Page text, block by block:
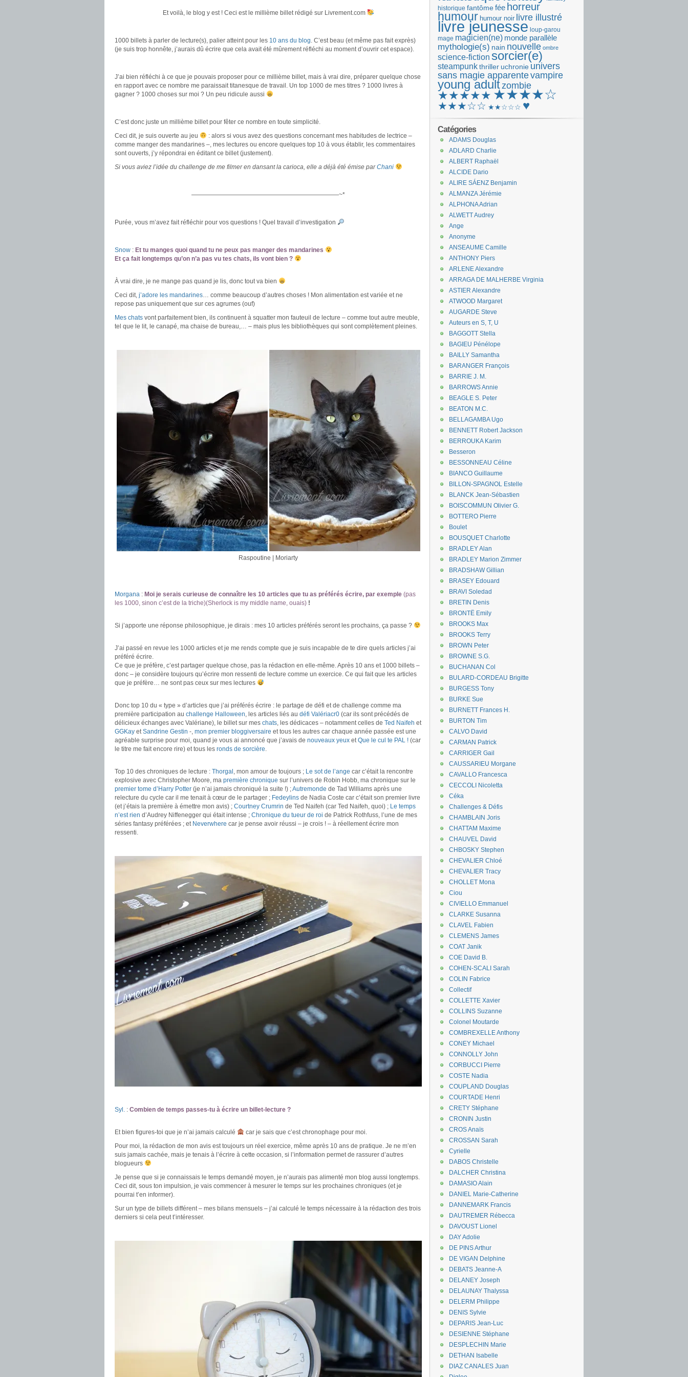
Et voilà, le blog y est ! Ceci est le millième billet rédigé sur Livrement.com
1000 billets à parler de lecture(s), palier atteint pour les 10 ans du blog. C’est beau (et même pas fait exprès)
(je suis trop honnête, j’aurais dû écrire que cela avait été mûrement réfléchi au moment d’ouvrir cet espace).
J’ai bien réfléchi à ce que je pouvais proposer pour ce millième billet, mais à vrai dire, préparer quelque chose
en rapport avec ce nombre me paraissait titanesque de travail. Un top 1000 de mes titres ? 1000 livres à
gagner ? 1000 choses sur moi ? Un peu ridicule aussi
C’est donc juste un millième billet pour fêter ce nombre en toute simplicité.
Ceci dit, je suis ouverte au jeu
: alors si vous avez des questions concernant mes habitudes de lectrice –
comme manger des mandarines –, mes lectures ou encore quelques top 10 à vous établir, les commentaires
sont ouverts, j’y répondrai en éditant ce billet (justement).
Si vous aviez l’idée du challenge de me filmer en dansant la carioca, elle a déjà été émise parChani
————————————————————————~*
Purée, vous m’avez fait réfléchir pour vos questions ! Quel travail d’investigation
Snow : Et tu manges quoi quand tu ne peux pas manger des mandarines
Et ça fait longtemps qu’on n’a pas vu tes chats, ils vont bien ?
À vrai dire, je ne mange pas quand je lis, donc tout va bien
Ceci dit, j’adore les mandarines… comme beaucoup d’autres choses ! Mon alimentation est variée et ne
repose pas uniquement que sur ces agrumes (ouf)
Mes chats vont parfaitement bien, ils continuent à squatter mon fauteuil de lecture – comme tout autre meuble,
tel que le lit, le canapé, ma chaise de bureau,… – mais plus les bibliothèques qui sont complètement pleines.
Raspoutine | Moriarty
Morgana : Moi je serais curieuse de connaître les 10 articles que tu as préférés écrire, par exemple (pas
les 1000, sinon c’est de la triche)(Sherlock is my middle name, ouais) !
Si j’apporte une réponse philosophique, je dirais : mes 10 articles préférés seront les prochains, ça passe ?
J’ai passé en revue les 1000 articles et je me rends compte que je suis incapable de te dire quels articles j’ai
préféré écrire.
Ce que je préfère, c’est partager quelque chose, pas la rédaction en elle-même. Après 10 ans et 1000 billets –
donc – je considère toujours qu’écrire mon ressenti de lecture comme un exercice. Ce qui fait que les articles
que je préfère… ne sont pas ceux sur mes lectures
Donc top 10 du « type » d’articles que j’ai préférés écrire : le partage de défi et de challenge comme ma
première participation au challenge Halloween, les articles liés au défi Valériacr0 (car ils sont précédés de
délicieux échanges avec Valériane), le billet sur mes chats, les dédicaces – notamment celles de Ted Naifeh et
GGKay etSandrine Gestin -, mon premier bloggiversaire et tous les autres car chaque année passée est une
agréable surprise pour moi, quand je vous ai annoncé que j’avais de nouveaux yeux etQue le cul te PAL ! (car
le titre me fait encore rire) et tous les ronds de sorcière.
Top 10 des chroniques de lecture : Thorgal , mon amour de toujours ; Le sot de l’ange car c’était la rencontre
explosive avec Christopher Moore, ma première chronique sur l’univers de Robin Hobb, ma chronique sur le
premier tome d’Harry Potter (je n’ai jamais chroniqué la suite !) ;Autremonde de Tad Williams après une
relecture du cycle car il me tenait à cœur de le partager ; Fedeylins de Nadia Coste car c’était son premier livre
(et j’étais la première à émettre mon avis) ; Courtney Crumrin de Ted Naifeh (car Ted Naifeh, quoi) ; Le temps
n’est rien d’Audrey Niffenegger qui était intense ; Chronique du tueur de roi de Patrick Rothfuss, l’une de mes
séries fantasy préférées ; et Neverwhere car je pense avoir réussi – je crois ! – à réellement écrire mon
ressenti.
Syl. : Combien de temps passes-tu à écrire un billet-lecture ?
Et bien figures-toi que je n’ai jamais calculé
car je sais que c’est chronophage pour moi.
Pour moi, la rédaction de mon avis est toujours un réel exercice, même après 10 ans de pratique. Je ne m’en
suis jamais cachée, mais je tenais à l’écrire à cette occasion, si l’information permet de rassurer d’autres
blogueurs
Je pense que si je connaissais le temps demandé moyen, je n’aurais pas alimenté mon blog aussi longtemps.
Ceci dit, sous ton impulsion, je vais commencer à mesurer le temps sur les prochaines chroniques (et je
pourrai t’en informer).
Sur un type de billets différent – mes bilans mensuels – j’ai calculé le temps nécessaire à la rédaction des trois
derniers si cela peut t’intéresser.
historique fantômefée horreur
humour humour noir livre illustré
livre jeunesse loup-garou
mage magicien(ne) monde parallèle
mythologie(s) nain nouvelle ombre
science-fiction sorcier(e)
steampunkthriller uchronie univers
sans magie apparentevampire
young adultzombie
★★★★★ ★★★★☆
★★★☆☆ ★★☆☆☆ ♥
Catégories
ADAMS Douglas
ADLARD Charlie
ALBERT Raphaël
ALCIDE Dario
ALIRE SÁENZ Benjamin
ALMANZA Jérémie
ALPHONA Adrian
ALWETT Audrey
Ange
Anonyme
ANSEAUME Camille
ANTHONY Piers
ARLENE Alexandre
ARRAGA DE MALHERBE Virginia
ASTIER Alexandre
ATWOOD Margaret
AUGARDE Steve
Auteurs en S, T, U
BAGGOTT Stella
BAGIEU Pénélope
BAILLY Samantha
BARANGER François
BARRIE J. M.
BARROWS Annie
BEAGLE S. Peter
BEATON M.C.
BELLAGAMBA Ugo
BENNETT Robert Jackson
BERROUKA Karim
Besseron
BESSONNEAU Céline
BIANCO Guillaume
BILLON-SPAGNOL Estelle
BLANCK Jean-Sébastien
BOISCOMMUN Olivier G.
BOTTERO Pierre
Boulet
BOUSQUET Charlotte
BRADLEY Alan
BRADLEY Marion Zimmer
BRADSHAW Gillian
BRASEY Edouard
BRAVI Soledad
BRETIN Denis
BRONTË Emily
BROOKS Max
BROOKS Terry
BROWN Peter
BROWNE S.G.
BUCHANAN Col
BULARD-CORDEAU Brigitte
BURGESS Tony
BURKE Sue
BURNETT Frances H.
BURTON Tim
CALVO David
CARMAN Patrick
CARRIGER Gail
CAUSSARIEU Morgane
CAVALLO Francesca
CECCOLI Nicoletta
Céka
Challenges & Défis
CHAMBLAIN Joris
CHATTAM Maxime
CHAUVEL David
CHBOSKY Stephen
CHEVALIER Chloé
CHEVALIER Tracy
CHOLLET Mona
Ciou
CIVIELLO Emmanuel
CLARKE Susanna
CLAVEL Fabien
CLEMENS James
COAT Janik
COE David B.
COHEN-SCALI Sarah
COLIN Fabrice
Collectif
COLLETTE Xavier
COLLINS Suzanne
Colonel Moutarde
COMBREXELLE Anthony
CONEY Michael
CONNOLLY John
CORBUCCI Pierre
COSTE Nadia
COUPLAND Douglas
COURTADE Henri
CRETY Stéphane
CRONIN Justin
CROS Anaïs
CROSSAN Sarah
Cyrielle
DABOS Christelle
DALCHER Christina
DAMASIO Alain
DANIEL Marie-Catherine
DANNEMARK Francis
DAUTREMER Rébecca
DAVOUST Lionel
DAY Adolie
DE PINS Arthur
DE VIGAN Delphine
DEBATS Jeanne-A
DELANEY Joseph
DELAUNAY Thalyssa
DELERM Philippe
DENIS Sylvie
DEPARIS Jean-Luc
DESIENNE Stéphane
DESPLECHIN Marie
DETHAN Isabelle
DIAZ CANALES Juan